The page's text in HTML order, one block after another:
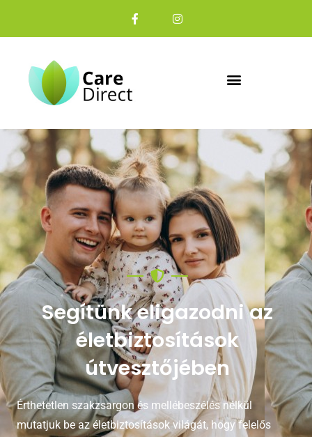
Segítünk eligazodni az
életbiztosítások
útvesztőjében
Érthetetlen szakzsargon és mellébeszélés nélkül
mutatjuk be az életbiztosítások világát, hogy felelős